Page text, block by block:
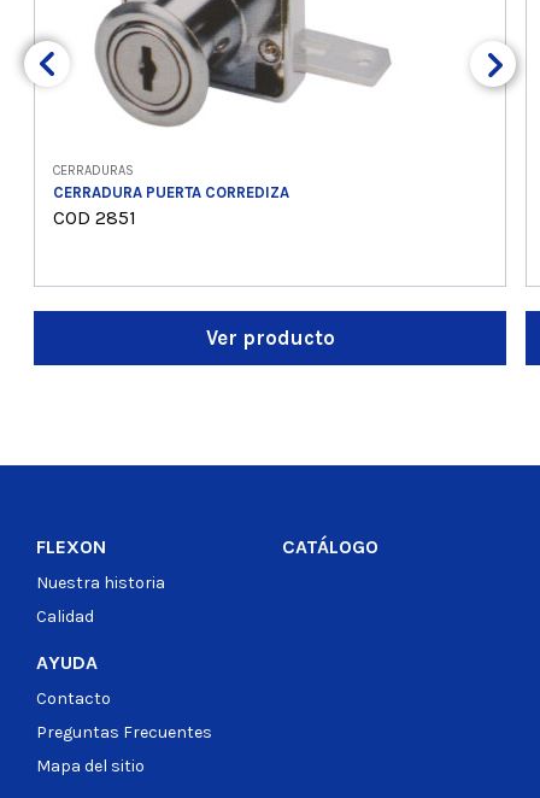
CERRADURAS
CERRADURA PUERTA CORREDIZA
COD 2851
Ver producto
FLEXON
Nuestra historia
Calidad
CATÁLOGO
AYUDA
Contacto
Preguntas Frecuentes
Mapa del sitio